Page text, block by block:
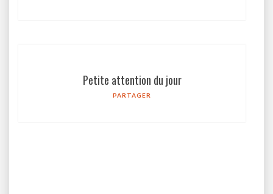
Petite attention du jour
PARTAGER